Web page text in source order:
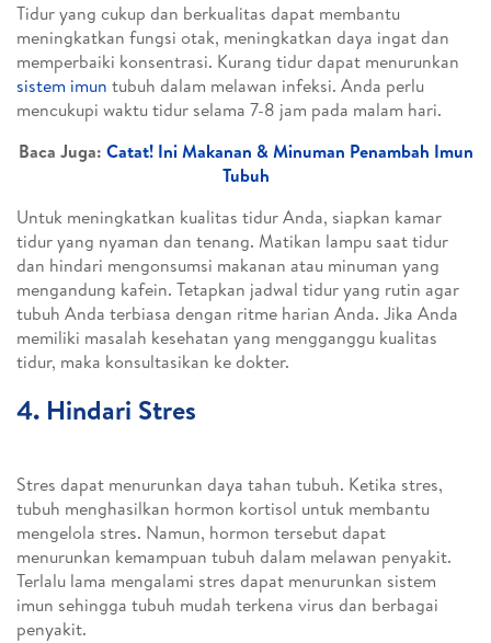
Tidur yang cukup dan berkualitas dapat membantu
meningkatkan fungsi otak, meningkatkan daya ingat dan
memperbaiki konsentrasi. Kurang tidur dapat menurunkan
sistem imun tubuh dalam melawan infeksi. Anda perlu
mencukupi waktu tidur selama 7-8 jam pada malam hari.
Baca Juga: Catat! Ini Makanan & Minuman Penambah Imun
Tubuh
Untuk meningkatkan kualitas tidur Anda, siapkan kamar
tidur yang nyaman dan tenang. Matikan lampu saat tidur
dan hindari mengonsumsi makanan atau minuman yang
mengandung kafein. Tetapkan jadwal tidur yang rutin agar
tubuh Anda terbiasa dengan ritme harian Anda. Jika Anda
memiliki masalah kesehatan yang mengganggu kualitas
tidur, maka konsultasikan ke dokter.
4. Hindari Stres
Stres dapat menurunkan daya tahan tubuh. Ketika stres,
tubuh menghasilkan hormon kortisol untuk membantu
mengelola stres. Namun, hormon tersebut dapat
menurunkan kemampuan tubuh dalam melawan penyakit.
Terlalu lama mengalami stres dapat menurunkan sistem
imun sehingga tubuh mudah terkena virus dan berbagai
penyakit.